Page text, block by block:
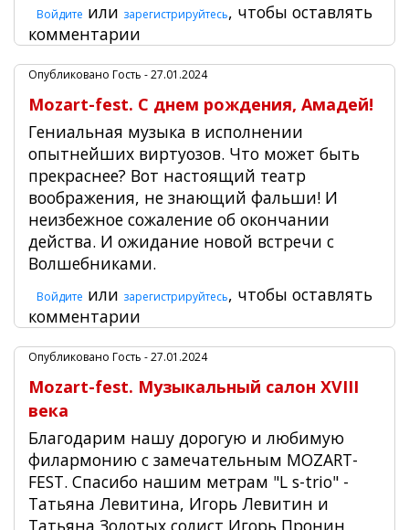
Войдите или зарегистрируйтесь, чтобы оставлять
комментарии
Опубликовано Гость - 27.01.2024
Mozart-fest. С днем рождения, Амадей!
Гениальная музыка в исполнении
опытнейших виртуозов. Что может быть
прекраснее? Вот настоящий театр
воображения, не знающий фальши! И
неизбежное сожаление об окончании
действа. И ожидание новой встречи с
Волшебниками.
Войдите или зарегистрируйтесь, чтобы оставлять
комментарии
Опубликовано Гость - 27.01.2024
Mozart-fest. Музыкальный салон ХVIII
века
Благодарим нашу дорогую и любимую
филармонию с замечательным MOZART-
FEST. Спасибо нашим метрам "L s-trio" -
Татьяна Левитина, Игорь Левитин и